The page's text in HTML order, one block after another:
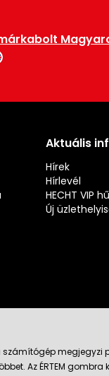
márkabolt
Aktuális
Hírek
Hírlevél
HECHT VIP
Új
számítógép megjegyzi
Az ÉRTEM gombra